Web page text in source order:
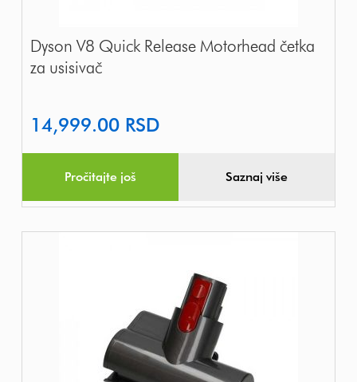
Dyson V8 Quick Release Motorhead četka
za usisivač
14,999.00 RSD
Pročitajte još Saznaj više